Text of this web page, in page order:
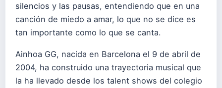
silencios y las pausas, entendiendo que en una
canción de miedo a amar, lo que no se dice es
tan importante como lo que se canta.
Ainhoa GG, nacida en Barcelona el 9 de abril de
2004, ha construido una trayectoria musical que
la ha llevado desde los talent shows del colegio